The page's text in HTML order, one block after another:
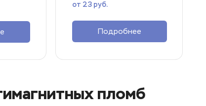
от 23 руб.
Подробнее
пломб